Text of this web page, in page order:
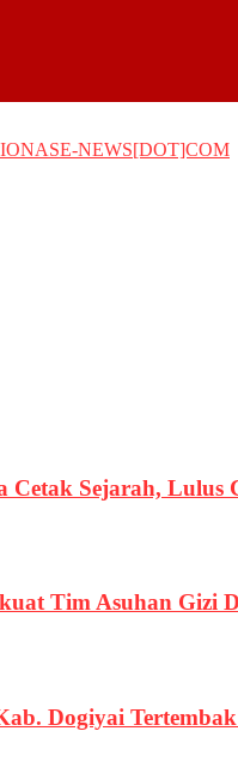
NEWS[DOT]COM
Cetak Sejarah,
Tim Asuhan Gizi
Dogiyai